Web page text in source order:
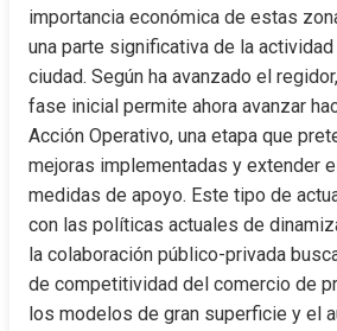
importancia económica de estas
una parte significativa de la
ciudad. Según ha avanzado el
fase inicial permite ahora avanzar
Acción Operativo, una etapa que
mejoras implementadas y extender
medidas de apoyo. Este tipo de
con las políticas actuales de
la colaboración público-privada
de competitividad del comercio de
los modelos de gran superficie y el